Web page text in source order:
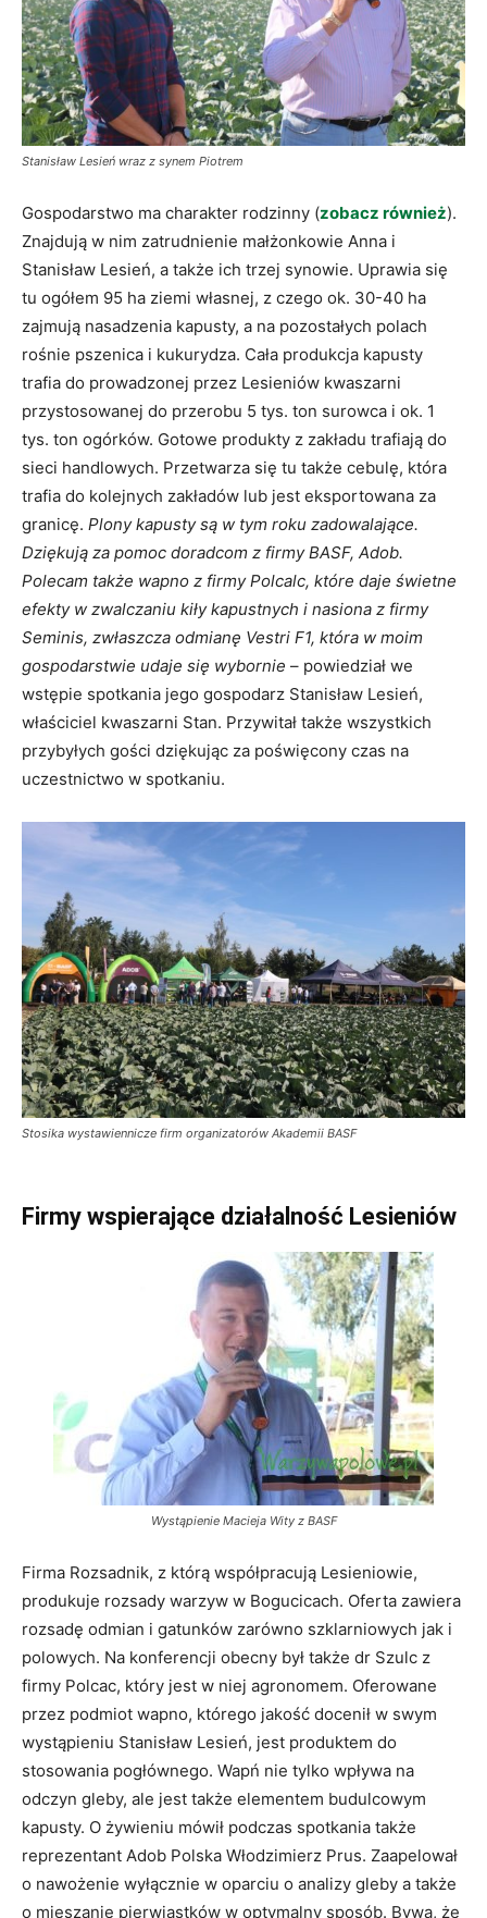
Stanisław Lesień wraz z synem Piotrem
Gospodarstwo ma charakter rodzinny (zobacz również).
Znajdują w nim zatrudnienie małżonkowie Anna i
Stanisław Lesień, a także ich trzej synowie. Uprawia się
tu ogółem 95 ha ziemi własnej, z czego ok. 30-40 ha
zajmują nasadzenia kapusty, a na pozostałych polach
rośnie pszenica i kukurydza. Cała produkcja kapusty
trafia do prowadzonej przez Lesieniów kwaszarni
przystosowanej do przerobu 5 tys. ton surowca i ok. 1
tys. ton ogórków. Gotowe produkty z zakładu trafiają do
sieci handlowych. Przetwarza się tu także cebulę, która
trafia do kolejnych zakładów lub jest eksportowana za
granicę. Plony kapusty są w tym roku zadowalające.
Dziękują za pomoc doradcom z firmy BASF, Adob.
Polecam także wapno z firmy Polcalc, które daje świetne
efekty w zwalczaniu kiły kapustnych i nasiona z firmy
Seminis, zwłaszcza odmianę Vestri F1, która w moim
gospodarstwie udaje się wybornie – powiedział we
wstępie spotkania jego gospodarz Stanisław Lesień,
właściciel kwaszarni Stan. Przywitał także wszystkich
przybyłych gości dziękując za poświęcony czas na
uczestnictwo w spotkaniu.
Stosika wystawiennicze firm organizatorów Akademii BASF
Firmy wspierające działalność Lesieniów
Wystąpienie Macieja Wity z BASF
Firma Rozsadnik, z którą współpracują Lesieniowie,
produkuje rozsady warzyw w Bogucicach. Oferta zawiera
rozsadę odmian i gatunków zarówno szklarniowych jak i
polowych. Na konferencji obecny był także dr Szulc z
firmy Polcac, który jest w niej agronomem. Oferowane
przez podmiot wapno, którego jakość docenił w swym
wystąpieniu Stanisław Lesień, jest produktem do
stosowania pogłównego. Wapń nie tylko wpływa na
odczyn gleby, ale jest także elementem budulcowym
kapusty. O żywieniu mówił podczas spotkania także
reprezentant Adob Polska Włodzimierz Prus. Zaapelował
o nawożenie wyłącznie w oparciu o analizy gleby a także
o mieszanie pierwiastków w optymalny sposób. Bywa, że